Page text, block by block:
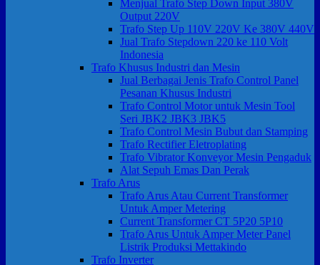
Menjual Trafo Step Down Input 380V
Output 220V
Trafo Step Up 110V 220V Ke 380V 440V
Jual Trafo Stepdown 220 ke 110 Volt
Indonesia
Trafo Khusus Industri dan Mesin
Jual Berbagai Jenis Trafo Control Panel
Pesanan Khusus Industri
Trafo Control Motor untuk Mesin Tool
Seri JBK2 JBK3 JBK5
Trafo Control Mesin Bubut dan Stamping
Trafo Rectifier Eletroplating
Trafo Vibrator Konveyor Mesin Pengaduk
Alat Sepuh Emas Dan Perak
Trafo Arus
Trafo Arus Atau Current Transformer
Untuk Amper Metering
Current Transformer CT 5P20 5P10
Trafo Arus Untuk Amper Meter Panel
Listrik Produksi Mettakindo
Trafo Inverter